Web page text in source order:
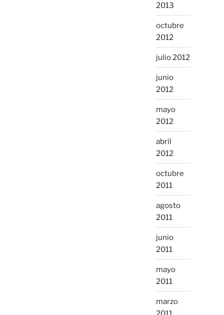
2013
octubre
2012
julio 2012
junio
2012
mayo
2012
abril
2012
octubre
2011
agosto
2011
junio
2011
mayo
2011
marzo